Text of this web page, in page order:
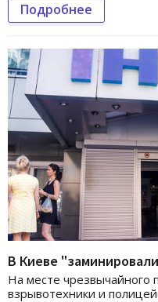
Подробнее
В Киеве
На месте чрезвычайного
взрывотехники и